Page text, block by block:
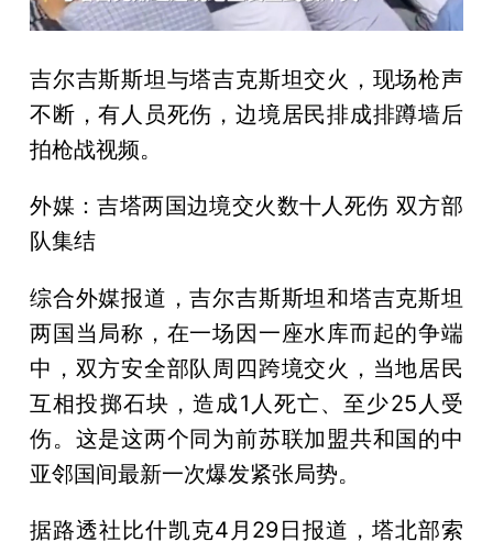
吉尔吉斯斯坦与塔吉克斯坦交火，现场枪声
不断，有人员死伤，边境居民排成排蹲墙后
拍枪战视频。
外媒：吉塔两国边境交火数十人死伤 双方部
队集结
综合外媒报道，吉尔吉斯斯坦和塔吉克斯坦
两国当局称，在一场因一座水库而起的争端
中，双方安全部队周四跨境交火，当地居民
互相投掷石块，造成1人死亡、至少25人受
伤。这是这两个同为前苏联加盟共和国的中
亚邻国间最新一次爆发紧张局势。
据路透社比什凯克4月29日报道，塔北部索